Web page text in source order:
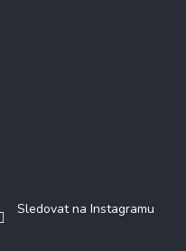
Sledovat na Instagramu